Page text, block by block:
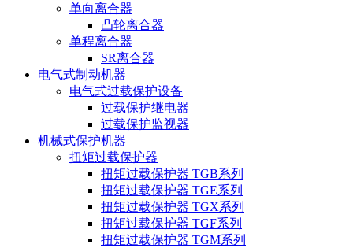
单向离合器
凸轮离合器
单程离合器
SR离合器
电气式制动机器
电气式过载保护设备
过载保护继电器
过载保护监视器
机械式保护机器
扭矩过载保护器
扭矩过载保护器 TGB系列
扭矩过载保护器 TGE系列
扭矩过载保护器 TGX系列
扭矩过载保护器 TGF系列
扭矩过载保护器 TGM系列